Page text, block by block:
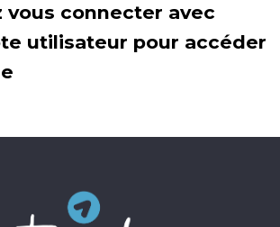
vous connecter avec
utilisateur pour accéder